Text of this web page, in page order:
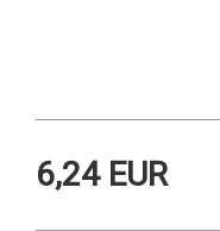
6,24 EUR